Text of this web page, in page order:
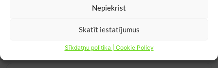
Nepiekrist
Skatīt iestatījumus
Sīkdatņu politika | Cookie Policy
Pārbaudīts: 04.08.2026